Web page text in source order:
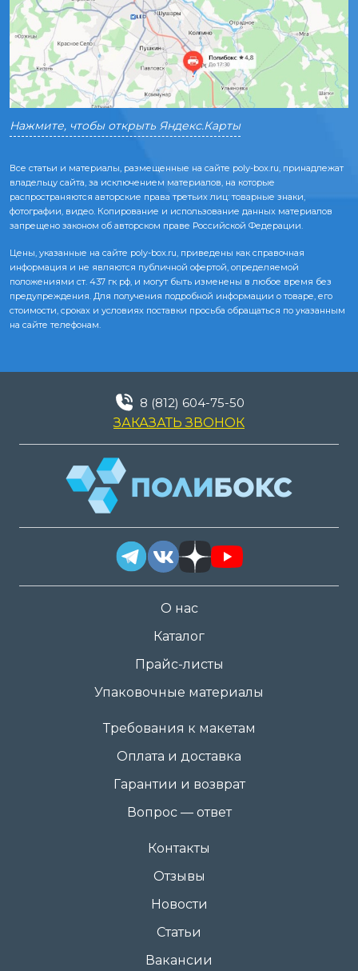
Нажмите, чтобы открыть Яндекс.Карты
Все статьи и материалы, размещенные на сайте poly-box.ru, принадлежат
владельцу сайта, за исключением материалов, на которые
распространяются авторские права третьих лиц: товарные знаки,
фотографии, видео. Копирование и использование данных материалов
запрещено законом об авторском праве Российской Федерации.
Цены, указанные на сайте poly-box.ru, приведены как справочная
информация и не являются публичной офертой, определяемой
положениями ст. 437 гк рф, и могут быть изменены в любое время без
предупреждения. Для получения подробной информации о товаре, его
стоимости, сроках и условиях поставки просьба обращаться по указанным
на сайте телефонам.
О нас
Каталог
Прайс-листы
Упаковочные материалы
Требования к макетам
Оплата и доставка
Гарантии и возврат
Вопрос — ответ
Контакты
Отзывы
Новости
Статьи
Вакансии
8 (812) 604-75-50
ЗАКАЗАТЬ ЗВОНОК